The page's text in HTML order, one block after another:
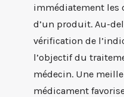
immédiatement les
d’un produit. Au-
vérification de
l’objectif du
médecin. Une
médicament